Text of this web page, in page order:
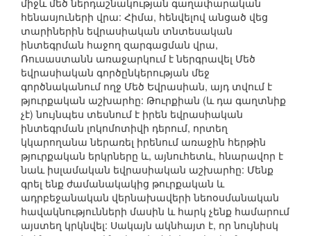
միջև մեծ ներդաշնակության գաղափարական
հենասյուների վրա: Հիմա, հենվելով անցած վեց
տարիներին եվրասիական տնտեսական
ինտեգրման հաջող զարգացման վրա,
Ռուսաստանն առաջարկում է ներգրավել Մեծ
եվրասիական գործընկերության մեջ
գործնականում ողջ Մեծ Եվրասիան, այդ տվում է
թյուրքական աշխարհը: Թուրքիան (և դա գաղտնիք
չէ) նույնպես տեսնում է իրեն եվրասիական
ինտեգրման լոկոմոտիվի դերում, որտեղ
կկարողանա ներառել իրենում առաջին հերթին
թյուրքական երկրները և, այնուհետև, հնարավոր է
նաև իսլամական եվրասիական աշխարհը: Մենք
գրել ենք ժամանակակից թուրքական և
ադրբեջանական վերնախավերի նեոօսմանական
հավակնությունների մասին և հարկ չենք համարում
այստեղ կրկնվել: Սակայն ակնհայտ է, որ նույնիսկ